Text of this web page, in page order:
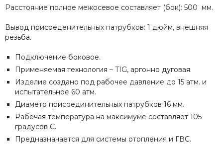
Axxinot
Benetto
Расстояние полное межосевое составляет (бок): 500 мм.
Вывод присоеденительных патрубков: 1 дюйм, внешняя
резьба.
Подключение боковое.
Применяемая технология – TIG, аргонно дуговая.
Изделие создано под рабочее давление до 15 атм. и
испытательное 60 атм.
Диаметр присоединительных патрубков 16 мм.
Рабочая температура на максимуме составляет 105
градусов С.
Предназначается для системы отопления и ГВС.